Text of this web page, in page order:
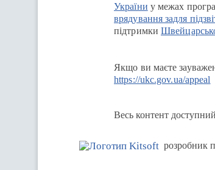
України у межах
врядування задля
підтримки
Якщо ви маєте
https://ukc.gov.ua/appeal
Весь контент
розробник